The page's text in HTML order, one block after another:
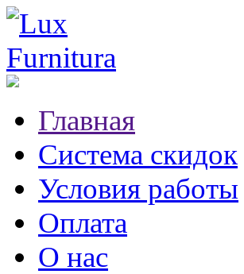
Главная
Система скидок
Условия работы
Оплата
О нас